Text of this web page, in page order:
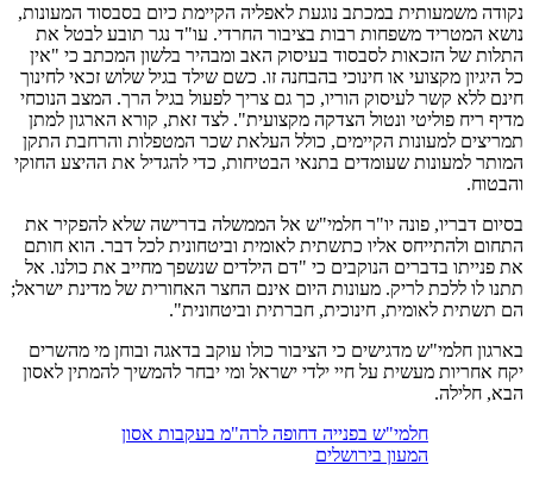
נקודה משמעותית במכתב נוגעת לאפליה הקיימת כיום בסבסוד המעונות,
נושא המטריד משפחות רבות בציבור החרדי. עו"ד נגר תובע לבטל את
התלות של הזכאות לסבסוד בעיסוק האב ומבהיר בלשון המכתב כי "אין
כל היגיון מקצועי או חינוכי בהבחנה זו. כשם שילד בגיל שלוש זכאי לחינוך
חינם ללא קשר לעיסוק הוריו, כך גם צריך לפעול בגיל הרך. המצב הנוכחי
מדיף ריח פוליטי ונטול הצדקה מקצועית". לצד זאת, קורא הארגון למתן
תמריצים למעונות הקיימים, כולל העלאת שכר המטפלות והרחבת התקן
המותר למעונות שעומדים בתנאי הבטיחות, כדי להגדיל את ההיצע החוקי
והבטוח.
בסיום דבריו, פונה יו"ר חלמי"ש אל הממשלה בדרישה שלא להפקיר את
התחום ולהתייחס אליו כתשתית לאומית וביטחונית לכל דבר. הוא חותם
את פנייתו בדברים הנוקבים כי "דם הילדים שנשפך מחייב את כולנו. אל
תתנו לו ללכת לריק. מעונות היום אינם החצר האחורית של מדינת ישראל;
הם תשתית לאומית, חינוכית, חברתית וביטחונית".
בארגון חלמי"ש מדגישים כי הציבור כולו עוקב בדאגה ובוחן מי מהשרים
יקח אחריות מעשית על חיי ילדי ישראל ומי יבחר להמשיך להמתין לאסון
הבא, חלילה.
חלמי"ש בפנייה דחופה לרה"מ בעקבות אסון
המעון בירושלים